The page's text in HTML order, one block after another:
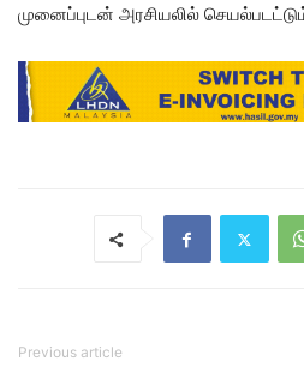
முனைப்புடன் அரசியலில்
Previous article